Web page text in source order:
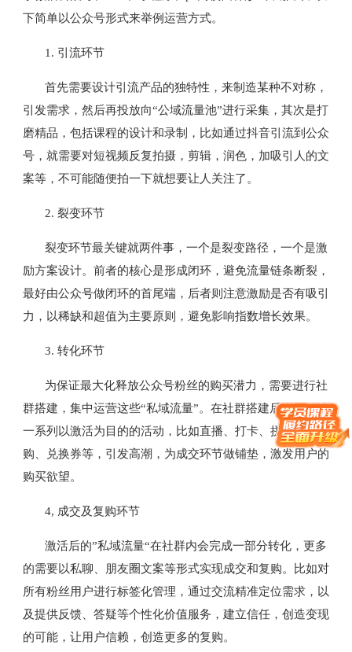
下简单以公众号形式来举例运营方式。
1. 引流环节
首先需要设计引流产品的独特性，来制造某种不对称，
引发需求，然后再投放向“公域流量池”进行采集，其次是打
磨精品，包括课程的设计和录制，比如通过抖音引流到公众
号，就需要对短视频反复拍摄，剪辑，润色，加吸引人的文
案等，不可能随便拍一下就想要让人关注了。
2. 裂变环节
裂变环节最关键就两件事，一个是裂变路径，一个是激
励方案设计。前者的核心是形成闭环，避免流量链条断裂，
最好由公众号做闭环的首尾端，后者则注意激励是否有吸引
力，以稀缺和超值为主要原则，避免影响指数增长效果。
3. 转化环节
为保证最大化释放公众号粉丝的购买潜力，需要进行社
群搭建，集中运营这些“私域流量”。在社群搭建后，需设计
一系列以激活为目的的活动，比如直播、打卡、拼团、限时
购、兑换券等，引发高潮，为成交环节做铺垫，激发用户的
购买欲望。
4, 成交及复购环节
激活后的”私域流量“在社群内会完成一部分转化，更多
的需要以私聊、朋友圈文案等形式实现成交和复购。比如对
所有粉丝用户进行标签化管理，通过交流精准定位需求，以
及提供反馈、答疑等个性化价值服务，建立信任，创造变现
的可能，让用户信赖，创造更多的复购。